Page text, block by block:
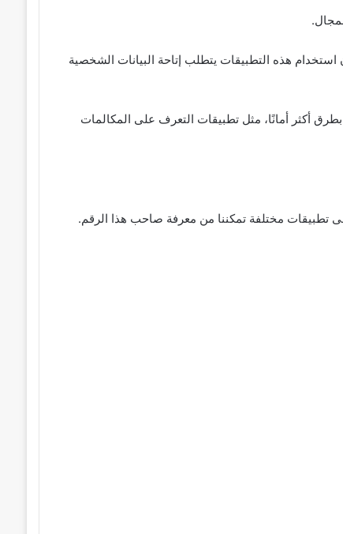
هذه التطبيقات يتطلب إتاحة البيانات الشخصية
أكثر أمانًا، مثل تطبيقات التعرف على المكالمات
تطبيقات مختلفة تمكننا من معرفة صاحب هذا الرقم.